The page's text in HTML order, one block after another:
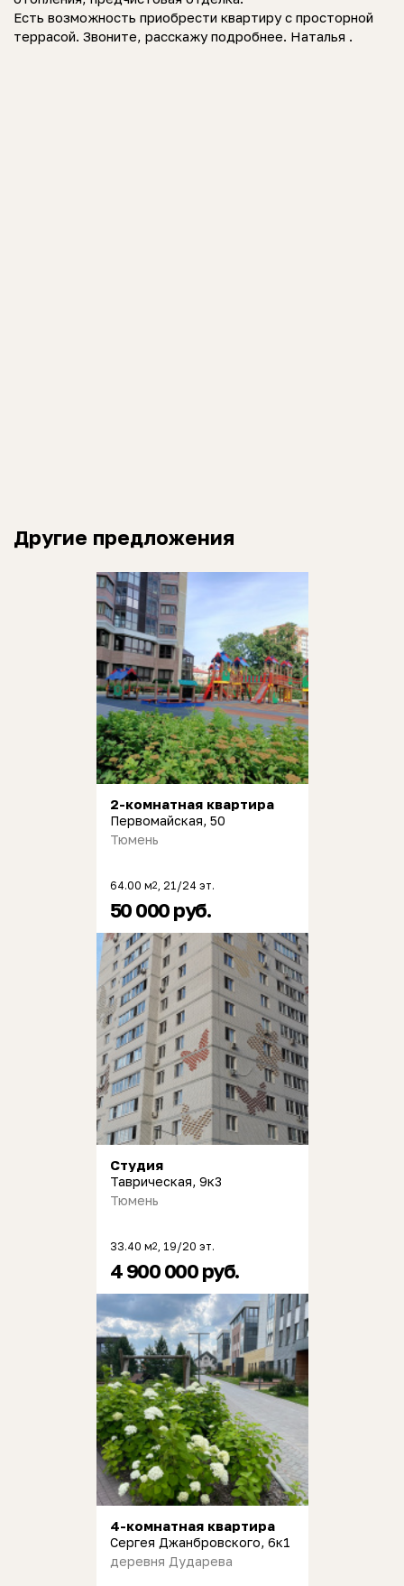
Есть возможность приобрести квартиру с просторной
террасой. Звоните, расскажу подробнее. Наталья .
Другие предложения
2-комнатная квартира
Первомайская, 50
Тюмень
64.00 м2 , 21/24 эт.
50 000 руб.
Студия
Таврическая, 9к3
Тюмень
33.40 м2 , 19/20 эт.
4 900 000 руб.
4-комнатная квартира
Сергея Джанбровского, 6к1
деревня Дударева